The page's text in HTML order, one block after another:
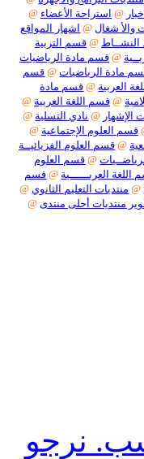
@ استراحة الأعضاء @
شغال @اشهار المواقع
@قسم التربية
@قسم مادة الرياضيات
الرياضيات @قسم
@قسم مادة
@قسم اللغة العربية @
@ نادي التسلية @
العلوم الإجتماعية @
@قسم العلوم الفزيائيــة
@قسم العلوم
العربــــــية @قسم
التعليم الثانوي @
أحلى منتدى @
نرجو